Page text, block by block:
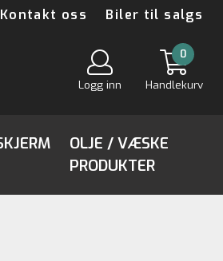
Kontakt oss Biler til salgs
Logg inn
0
Handlekurv
OLJE / VÆSKE
PRODUKTER